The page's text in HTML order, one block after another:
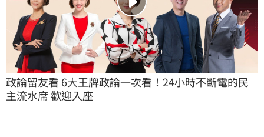
政論留友看 6大王牌政論一次看！24小時不斷電的民
主流水席 歡迎入座